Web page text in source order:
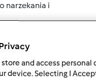
narzekania i
obowiązków i tylko
na posterunku jest
dość często
tu tylko czasami a
and access personal
device. Selecting I